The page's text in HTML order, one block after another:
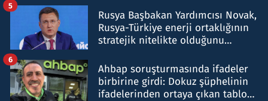
Rusya Başbakan Yardımcısı Novak,
Rusya-Türkiye enerji ortaklığının
stratejik nitelikte olduğunu
5
Ahbap soruşturmasında ifadeler
birbirine girdi: Dokuz şüphelinin
ifadelerinden ortaya çıkan tablo
6